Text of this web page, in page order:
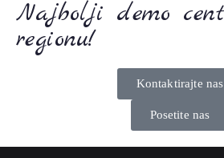
Najbolji demo
regionu!
Kontaktirajte nas
Posetite nas